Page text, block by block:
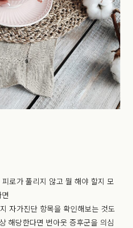
로가 풀리지 않고 뭘 해야 할지 모
자가진단 항목을 확인해보는 것도
해당한다면 번아웃 증후군을 의심